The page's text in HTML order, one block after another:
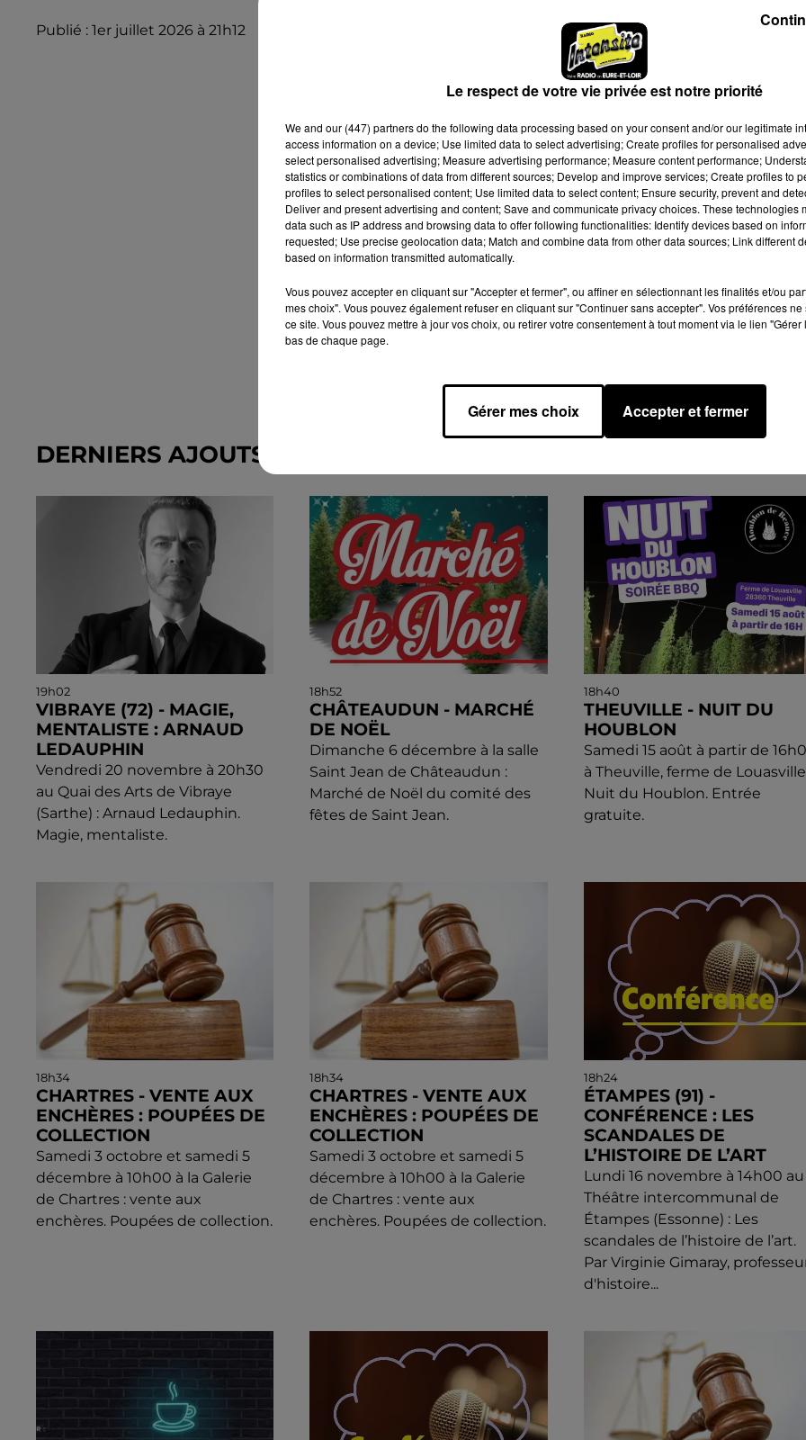
Publié : 1er juillet 2026 à 21h12
DERNIERS AJOUTS DANS L'AGENDA
19h02
VIBRAYE (72) - MAGIE,
MENTALISTE : ARNAUD
LEDAUPHIN
Vendredi 20 novembre à 20h30
au Quai des Arts de Vibraye
(Sarthe) : Arnaud Ledauphin.
Magie, mentaliste.
18h52
CHÂTEAUDUN - MARCHÉ
DE NOËL
Dimanche 6 décembre à la salle
Saint Jean de Châteaudun :
Marché de Noël du comité des
fêtes de Saint Jean.
18h40
THEUVILLE - NUIT DU
HOUBLON
Samedi 15 août à partir de
à Theuville, ferme de Louasville
Nuit du Houblon. Entrée
gratuite.
18h34
CHARTRES - VENTE AUX
ENCHÈRES : POUPÉES DE
COLLECTION
Samedi 3 octobre et samedi 5
décembre à 10h00 à la Galerie
de Chartres : vente aux
enchères. Poupées de collection.
18h34
CHARTRES - VENTE AUX
ENCHÈRES : POUPÉES DE
COLLECTION
Samedi 3 octobre et samedi 5
décembre à 10h00 à la Galerie
de Chartres : vente aux
enchères. Poupées de collection.
18h24
ÉTAMPES (91) -
CONFÉRENCE : LES
SCANDALES DE
L’HISTOIRE DE L’ART
Lundi 16 novembre à 14h00 au
Théâtre intercommunal de
Étampes (Essonne) : Les
scandales de l’histoire de l’art.
Par Virginie Gimaray,
d'histoire...
Le respect de votre vie privée est notre priorité
We and our (447) partnersdo the following data processing based on your consent and/or our legitimate
access information on a device; Use limited data to select advertising; Create profiles for personalised
select personalised advertising; Measure advertising performance; Measure content performance;
statistics or combinations of data from different sources; Develop and improve services; Create profiles to
profiles to select personalised content; Use limited data to select content; Ensure security, prevent and
Deliver and present advertising and content; Save and communicate privacy choices. These technologies
data such as IP address and browsing data to offer following functionalities: Identify devices based on
requested; Use precise geolocation data; Match and combine data from other data sources; Link different
based on information transmitted automatically.
Vous pouvez accepter en cliquant sur "Accepter et fermer", ou affiner en sélectionnant les finalités et/ou
mes choix". Vous pouvez également refuser en cliquant sur "Continuer sans accepter". Vos préférences
ce site. Vous pouvez mettre à jour vos choix, ou retirer votre consentement à tout moment via le lien
bas de chaque page.
Gérer mes choix Accepter et fermer